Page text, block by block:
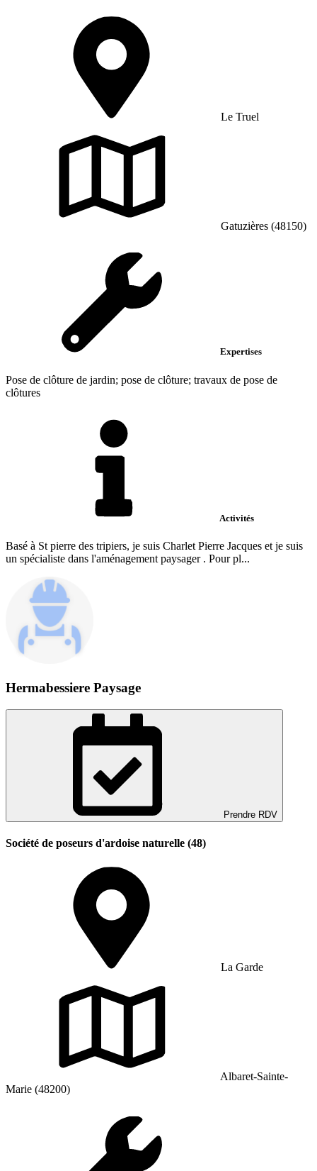
Le Truel
Gatuzières (48150)
Expertises
Pose de clôture de jardin; pose de clôture; travaux de pose de
clôtures
Activités
Basé à St pierre des tripiers, je suis Charlet Pierre Jacques et je suis
un spécialiste dans l'aménagement paysager . Pour pl...
Hermabessiere Paysage
Prendre RDV
Société de poseurs d'ardoise naturelle (48)
La Garde
Albaret-Sainte-
Marie (48200)